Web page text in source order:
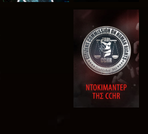
ΠΑΡΑΚΟΛΟΥΘΗΣΤΕ